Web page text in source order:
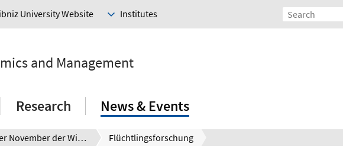
University Website Institutes
and Management
Research News & Events
Digitaler November der Wissenschaft 2021 Flüchtlingsforschung